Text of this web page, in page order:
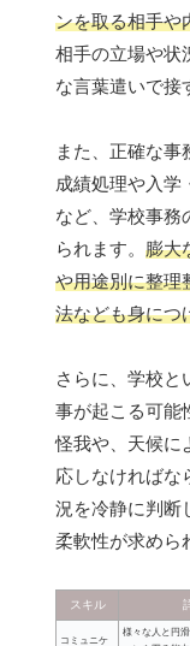
ンを取る相手や
相手の立場や状
な言葉遣いで接
また、正確な
成績処理や入学
など、学校事務
られます。 膨大
や用途別に整理
法なども身につ
さらに、学校と
事が起こる可能
怪我や、天候に
応しなければな
況を冷静に判断
柔軟性が求めら
スキル
コミュニケ
様々な人と円